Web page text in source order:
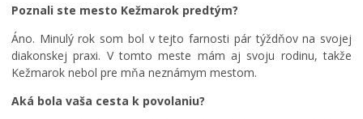
Poznali ste mesto Kežmarok predtým?
Áno. Minulý rok som bol v tejto farnosti pár týždňov na svojej
diakonskej praxi. V tomto meste mám aj svoju rodinu, takže
Kežmarok nebol pre mňa neznámym mestom.
Aká bola vaša cesta k povolaniu?
s
k
o
v
K
e
t
r
í
K
e
ž
:
K
o
s
t
o